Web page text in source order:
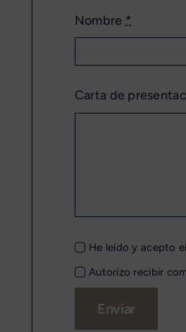
Nombre *
Carta de
He leído y acepto el
Autorizo recibir
Enviar